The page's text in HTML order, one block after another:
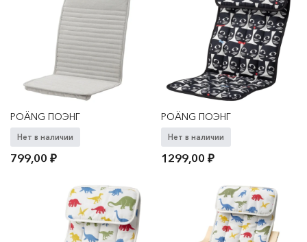
POÄNG ПОЭНГ
Нет в наличии
799,00₽
POÄNG ПОЭНГ
Нет в наличии
1299,00₽